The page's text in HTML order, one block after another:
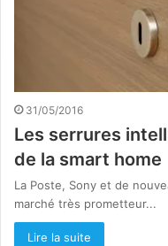
31/05/2016
Les serrures
de la smart home
La Poste, Sony et de
marché très prometteur...
Lire la suite